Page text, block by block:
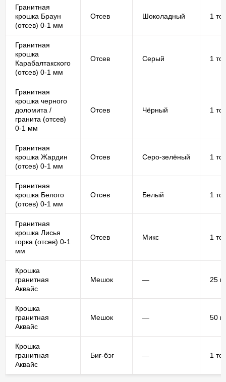
Гранитная
крошка Браун
(отсев) 0-1 мм
Отсев Шоколадный 1
Гранитная
крошка
Карабалтакского
(отсев) 0-1 мм
Отсев Серый 1
Гранитная
крошка черного
доломита /
гранита (отсев)
0-1 мм
Отсев Чёрный 1
Гранитная
крошка Жардин
(отсев) 0-1 мм
Отсев Серо-зелёный 1
Гранитная
крошка Белого
(отсев) 0-1 мм
Отсев Белый 1
Гранитная
крошка Лисья
горка (отсев) 0-1
мм
Отсев Микс 1
Крошка
гранитная
Аквайс
Мешок — 25 кг
Крошка
гранитная
Аквайс
Мешок — 50 кг
Крошка
гранитная
Аквайс
Биг-бэг — 1